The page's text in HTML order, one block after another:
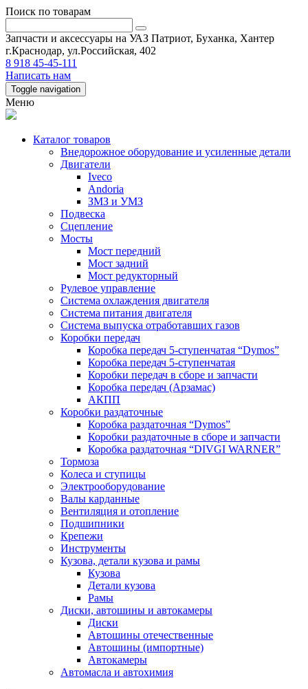
Поиск по товарам
Запчасти и аксессуары на УАЗ Патриот, Буханка, Хантер
г.Краснодар, ул.Российская, 402
8 918 45-45-111
Написать нам
Toggle navigation
Меню
Каталог товаров
Внедорожное оборудование и усиленные детали
Двигатели
Iveco
Andoria
ЗМЗ и УМЗ
Подвеска
Сцепление
Мосты
Мост передний
Мост задний
Мост редукторный
Рулевое управление
Система охлаждения двигателя
Система питания двигателя
Система выпуска отработавших газов
Коробки передач
Коробка передач 5-ступенчатая “Dymos”
Коробка передач 5-ступенчатая
Коробки передач в сборе и запчасти
Коробка передач (Арзамас)
АКПП
Коробки раздаточные
Коробка раздаточная “Dymos”
Коробки раздаточные в сборе и запчасти
Коробка раздаточная “DIVGI WARNER”
Тормоза
Колеса и ступицы
Электрооборудование
Валы карданные
Вентиляция и отопление
Подшипники
Крепежи
Инструменты
Кузова, детали кузова и рамы
Кузова
Детали кузова
Рамы
Диски, автошины и автокамеры
Диски
Автошины отечественные
Автошины (импортные)
Автокамеры
Автомасла и автохимия